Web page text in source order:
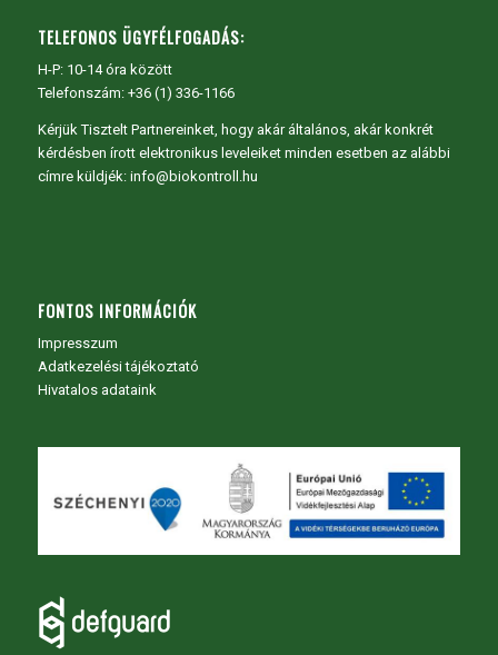
TELEFONOS ÜGYFÉLFOGADÁS:
H-P: 10-14 óra között
Telefonszám: +36 (1) 336-1166
Kérjük Tisztelt Partnereinket, hogy akár általános, akár konkrét
kérdésben írott elektronikus leveleiket minden esetben az alábbi
címre küldjék: info@biokontroll.hu
FONTOS INFORMÁCIÓK
Impresszum
Adatkezelési tájékoztató
Hivatalos adataink